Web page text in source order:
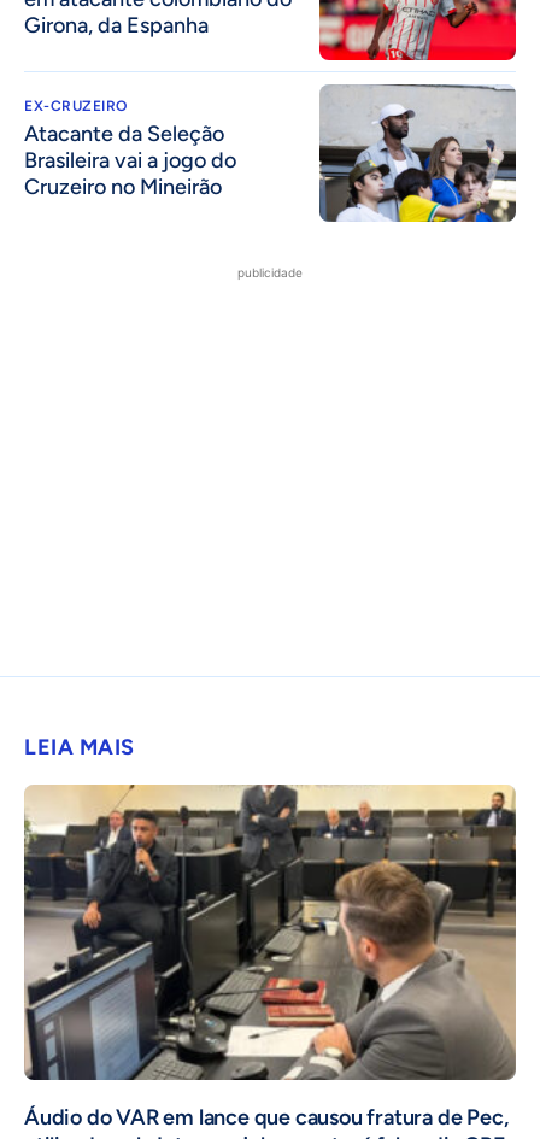
Girona, da Espanha
EX-CRUZEIRO
Atacante da Seleção
Brasileira vai a jogo do
Cruzeiro no Mineirão
publicidade
LEIA MAIS
Áudio do VAR em lance que causou fratura de Pec,